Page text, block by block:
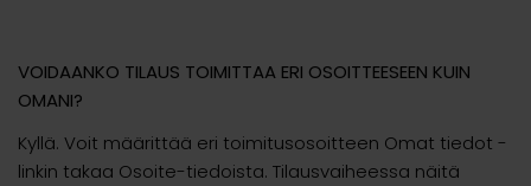
VOIDAANKO TILAUS TOIMITTAA ERI OSOITTEESEEN KUIN
OMANI?
Kyllä. Voit määrittää eri toimitusosoitteen Omat tiedot -
linkin takaa Osoite-tiedoista. Tilausvaiheessa näitä